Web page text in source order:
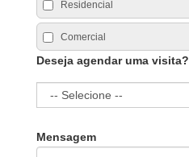
Residencial
Comercial
Deseja agendar uma visita?
Mensagem